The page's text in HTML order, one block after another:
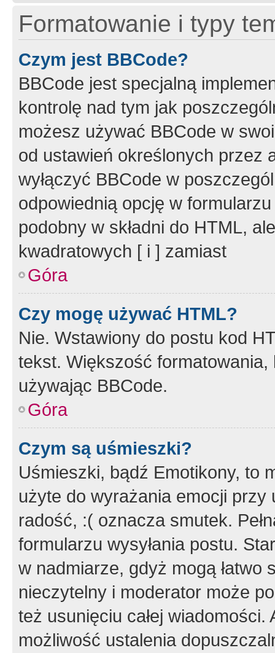
Formatowanie i typy
Czym jest BBCode?
BBCode jest specjalną
kontrolę nad tym jak
możesz używać BBCode w
od ustawień określonych przez
wyłączyć BBCode w
odpowiednią opcję w
podobny w składni do HTML,
kwadratowych [ i ] zamiast
Góra
Czy mogę używać HTML?
Nie. Wstawiony do postu kod
tekst. Większość
używając BBCode.
Góra
Czym są uśmieszki?
Uśmieszki, bądź Emotikony, to
użyte do wyrażania emocji
radość, :( oznacza smutek.
formularzu wysyłania postu.
w nadmiarze, gdyż mogą
nieczytelny i moderator może
też usunięciu całej
możliwość ustalenia